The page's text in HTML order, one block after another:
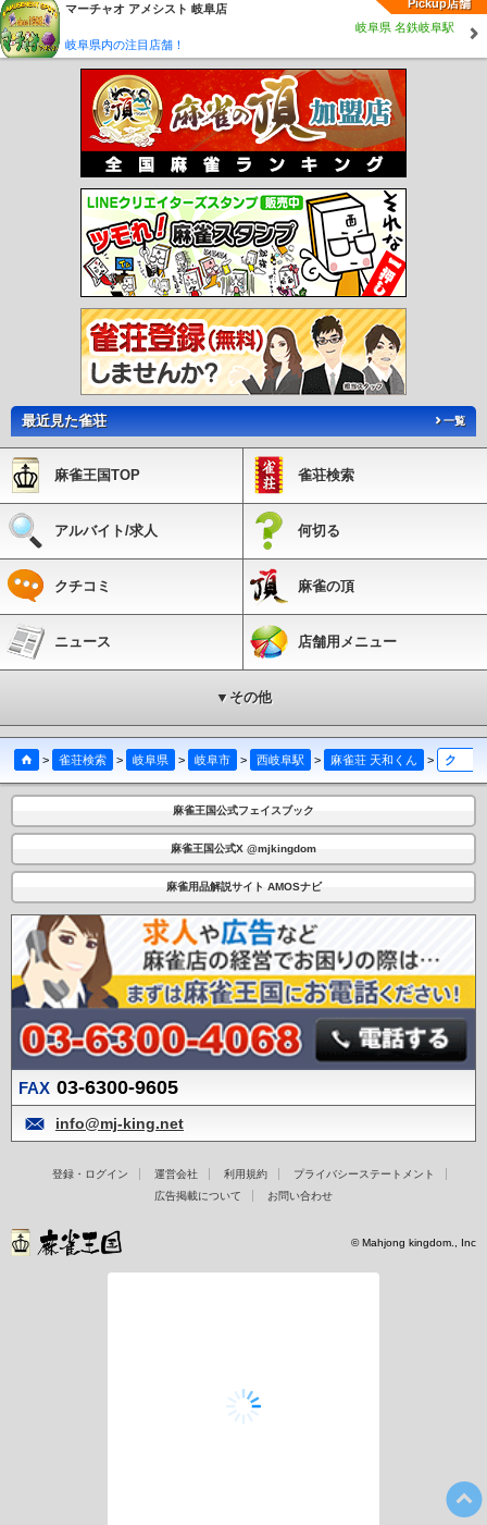
Pickup店舗
マーチャオ アメシスト 岐阜店
岐阜県 名鉄岐阜駅
岐阜県内の注目店舗！
最近見た雀荘 一覧
麻雀王国TOP 雀荘検索
アルバイト/求人 何切る
クチコミ 麻雀の頂
ニュース 店舗用メニュー
▼その他
> 雀荘検索 > 岐阜県 > 岐阜市 > 西岐阜駅 > 麻雀荘 天和くん > クチコミ
麻雀王国公式フェイスブック
麻雀王国公式X @mjkingdom
麻雀用品解説サイト AMOSナビ
FAX 03-6300-9605
info@mj-king.net
登録・ログイン 運営会社 利用規約
プライバシーステートメント
広告掲載について
お問い合わせ
© Mahjong kingdom., Inc